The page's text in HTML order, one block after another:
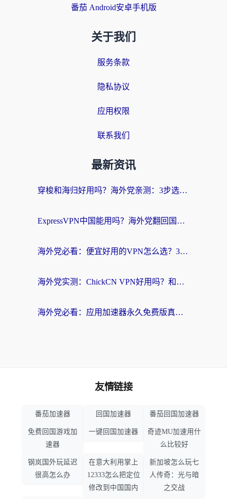
番茄 Android安卓手机版
关于我们
服务条款
隐私协议
应用权限
联系我们
最新资讯
穿梭和海归好用吗？海外党亲测：3步选对回国加速器，无缝刷国内剧玩手游
ExpressVPN中国能用吗？海外党翻回国内的加速器选择指南（附番茄加速器实测）
海外党必看：便宜好用的VPN怎么选？3步解决回国访问难题+Steam改区技巧
海外党实测：ChickCN VPN好用吗？和OurPlay VPN对比哪个回国效果更好？附避坑指南
海外党必看：应用加速器永久免费版真的靠谱吗？教你选对回国加速器无缝刷国内资源
友情链接
番茄加速器 回国加速器 番茄回国加速器
免费回国游戏加
速器
一键回国加速器
奇迹MU加速用什
么比较好
钢岚国外玩延迟
很高怎么办
在意大利用掌上
12333怎么把定位
修改到中国国内
新加坡怎么玩七
人传奇：光与暗
之交战